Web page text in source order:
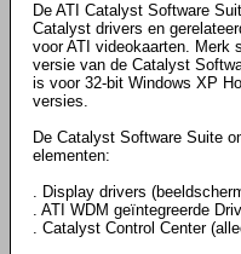
De ATI Catalyst Software
Catalyst drivers en
voor ATI videokaarten. Merk
versie van de Catalyst
is voor 32-bit Windows XP
versies.
De Catalyst Software Suite
elementen:
. Display drivers
. ATI WDM geïntegreerde
. Catalyst Control Center